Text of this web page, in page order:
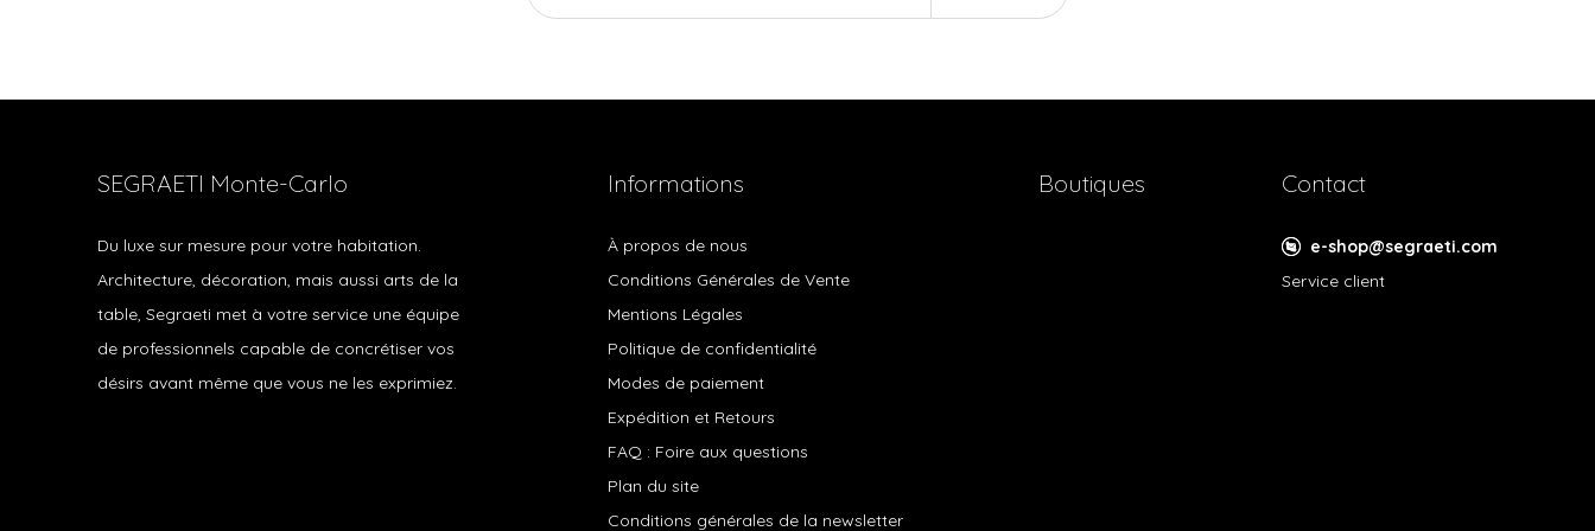
SEGRAETI Monte-Carlo
Du luxe sur mesure pour votre habitation.
Architecture, décoration, mais aussi arts de la
table, Segraeti met à votre service une équipe
de professionnels capable de concrétiser vos
désirs avant même que vous ne les exprimiez.
Informations
À propos de nous
Conditions Générales de Vente
Mentions Légales
Politique de confidentialité
Modes de paiement
Expédition et Retours
FAQ : Foire aux questions
Plan du site
Conditions générales de la newsletter
Boutiques Contact
e-shop@segraeti.com
Service client